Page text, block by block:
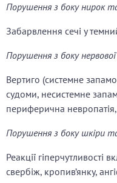
Порушення з боку нирок
Забарвлення сечі у
Порушення з боку
Вертиго (системне
судоми, несистемне
периферична
Порушення з боку шкіри
Реакції гіперчутливості
свербіж, кропив’янку,